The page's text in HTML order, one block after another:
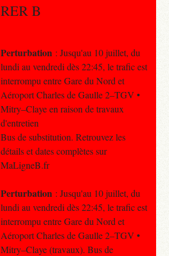
RER B
Perturbation : Jusqu'au 10 juillet, du
lundi au vendredi dès 22:45, le trafic est
interrompu entre Gare du Nord et
Aéroport Charles de Gaulle 2–TGV •
Mitry–Claye en raison de travaux
d'entretien
Bus de substitution. Retrouvez les
détails et dates complètes sur
MaLigneB.fr
Perturbation : Jusqu'au 10 juillet, du
lundi au vendredi dès 22:45, le trafic est
interrompu entre Gare du Nord et
Aéroport Charles de Gaulle 2–TGV •
Mitry–Claye (travaux). Bus de